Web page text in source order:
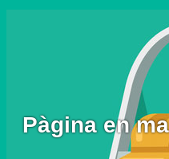
Pàgina en